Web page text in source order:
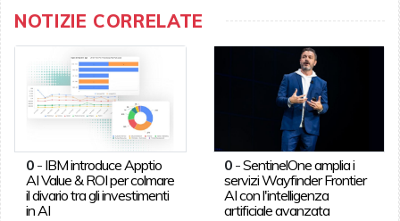
NOTIZIE CORRELATE
0- IBM introduce Apptio
AI Value & ROI per colmare
il divario tra gli investimenti
in AI
0 -SentinelOne amplia i
servizi Wayfinder Frontier
AI con l'intelligenza
artificiale avanzata